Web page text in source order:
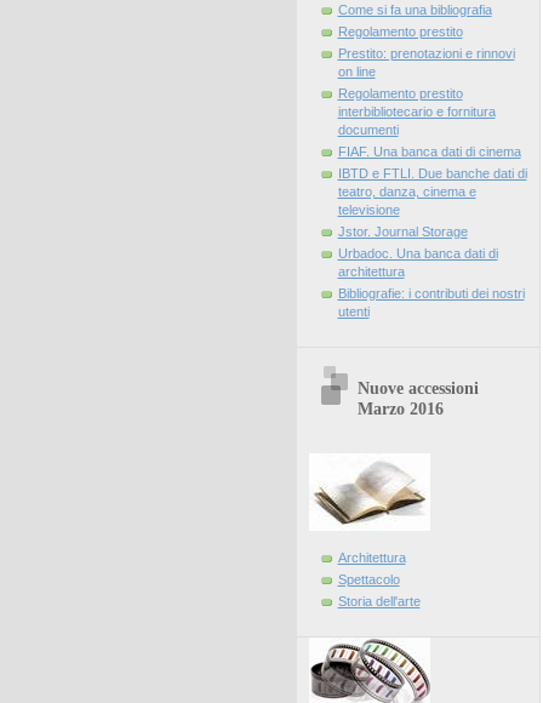
Come si fa una bibliografia
Regolamento prestito
Prestito: prenotazioni e rinnovi
on line
Regolamento prestito
interbibliotecario e fornitura
documenti
FIAF. Una banca dati di cinema
IBTD e FTLI. Due banche dati di
teatro, danza, cinema e
televisione
Jstor. Journal Storage
Urbadoc. Una banca dati di
architettura
Bibliografie: i contributi dei nostri
utenti
Nuove accessioni
Marzo 2016
Architettura
Spettacolo
Storia dell'arte